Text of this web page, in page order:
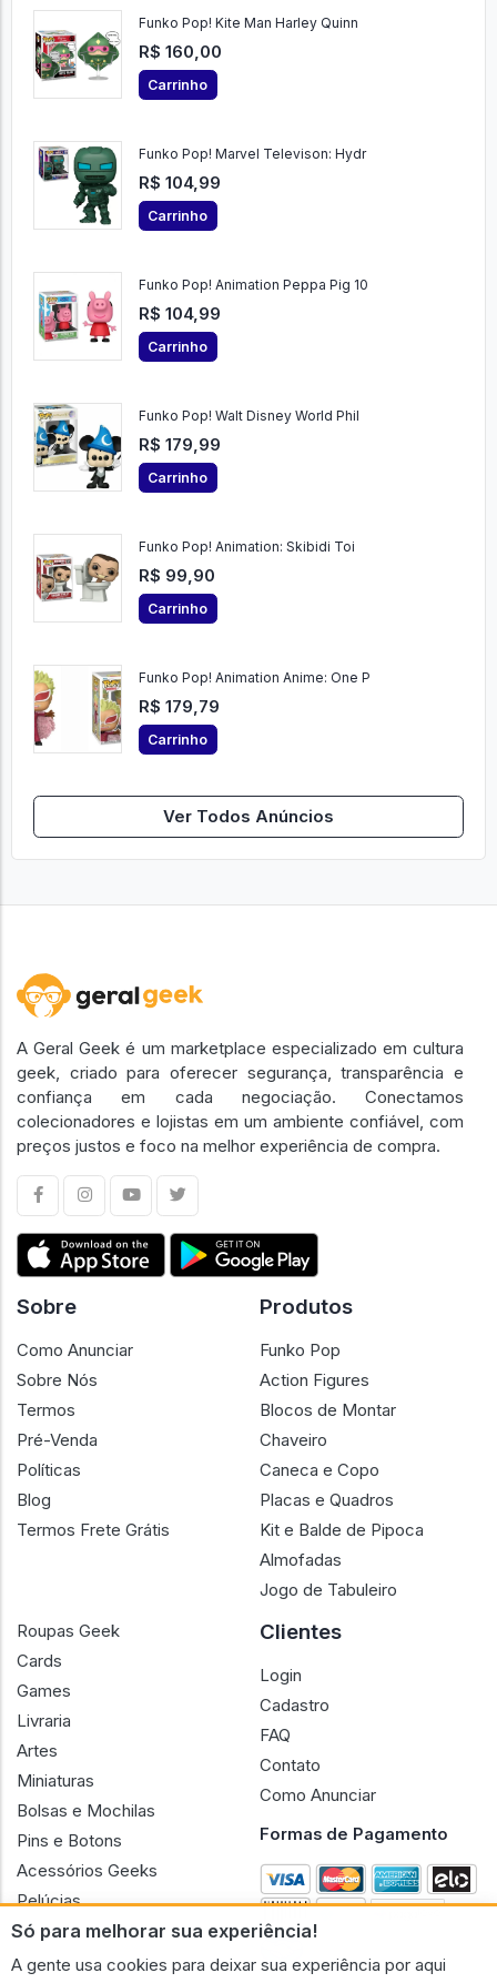
Funko Pop! Kite Man Harley Quinn
R$ 160,00
Carrinho
Funko Pop! Marvel Televison: Hydr
R$ 104,99
Carrinho
Funko Pop! Animation Peppa Pig 10
R$ 104,99
Carrinho
Funko Pop! Walt Disney World Phil
R$ 179,99
Carrinho
Funko Pop! Animation: Skibidi Toi
R$ 99,90
Carrinho
Funko Pop! Animation Anime: One P
R$ 179,79
Carrinho
Ver Todos Anúncios
Só para melhorar sua experiência!
A gente usa cookies para deixar sua experiência por aqui
A Geral Geek é um marketplace especializado em cultura
geek, criado para oferecer segurança, transparência e
confiança em cada negociação. Conectamos
colecionadores e lojistas em um ambiente confiável, com
preços justos e foco na melhor experiência de compra.
Sobre
Como Anunciar
Sobre Nós
Termos
Pré-Venda
Políticas
Blog
Termos Frete Grátis
Produtos
Funko Pop
Action Figures
Blocos de Montar
Chaveiro
Caneca e Copo
Placas e Quadros
Kit e Balde de Pipoca
Almofadas
Jogo de Tabuleiro
Roupas Geek
Cards
Games
Livraria
Artes
Miniaturas
Bolsas e Mochilas
Pins e Botons
Acessórios Geeks
Pelúcias
Bonecas
Clientes
Login
Cadastro
FAQ
Contato
Como Anunciar
Formas de Pagamento